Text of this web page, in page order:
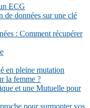
ECG
de données sur une clé
: Comment récupérer
en pleine mutation
la femme ?
et une Mutuelle pour
pour surmonter vos